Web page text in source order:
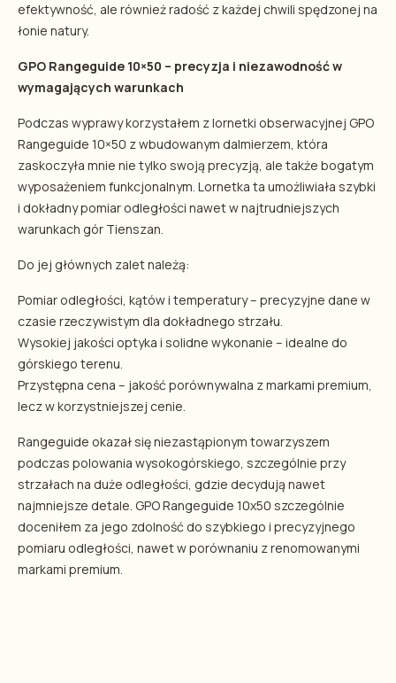
efektywność, ale również radość z każdej chwili spędzonej na
łonie natury.
GPO Rangeguide 10×50 – precyzja i niezawodność w
wymagających warunkach
Podczas wyprawy korzystałem z lornetki obserwacyjnej GPO
Rangeguide 10×50 z wbudowanym dalmierzem, która
zaskoczyła mnie nie tylko swoją precyzją, ale także bogatym
wyposażeniem funkcjonalnym. Lornetka ta umożliwiała szybki
i dokładny pomiar odległości nawet w najtrudniejszych
warunkach gór Tienszan.
Do jej głównych zalet należą:
Pomiar odległości, kątów i temperatury – precyzyjne dane w
czasie rzeczywistym dla dokładnego strzału.
Wysokiej jakości optyka i solidne wykonanie – idealne do
górskiego terenu.
Przystępna cena – jakość porównywalna z markami premium,
lecz w korzystniejszej cenie.
Rangeguide okazał się niezastąpionym towarzyszem
podczas polowania wysokogórskiego, szczególnie przy
strzałach na duże odległości, gdzie decydują nawet
najmniejsze detale. GPO Rangeguide 10x50 szczególnie
doceniłem za jego zdolność do szybkiego i precyzyjnego
pomiaru odległości, nawet w porównaniu z renomowanymi
markami premium.